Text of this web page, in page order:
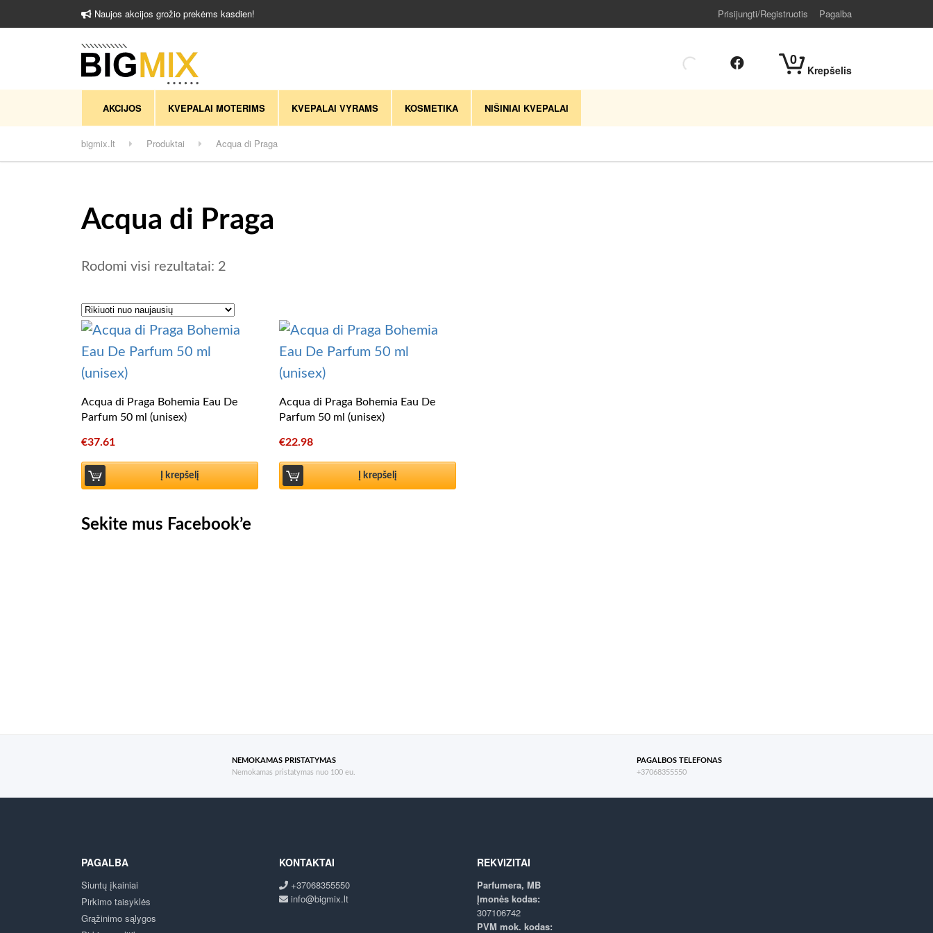
Naujos akcijos grožio prekėms kasdien! Prisijungti/Registruotis Pagalba
0
Krepšelis
AKCIJOS KVEPALAI MOTERIMS KVEPALAI VYRAMS KOSMETIKA NIŠINIAI KVEPALAI
bigmix.lt Produktai Acqua di Praga
Acqua di Praga
Rodomi visi rezultatai: 2
Acqua di Praga Bohemia Eau De
Parfum 50 ml (unisex)
€37.61
Į krepšelį
Acqua di Praga Bohemia Eau De
Parfum 50 ml (unisex)
€22.98
Į krepšelį
Sekite mus Facebook’e
NEMOKAMAS PRISTATYMAS
Nemokamas pristatymas nuo 100 eu.
PAGALBOS TELEFONAS
+37068355550
PAGALBA
Siuntų įkainiai
Pirkimo taisyklės
Grąžinimo sąlygos
KONTAKTAI
+37068355550
info@bigmix.lt
REKVIZITAI
Parfumera, MB
Įmonės kodas:
307106742
PVM mok. kodas: